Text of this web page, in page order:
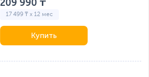
17 499 ₸ x 12 мес
Купить